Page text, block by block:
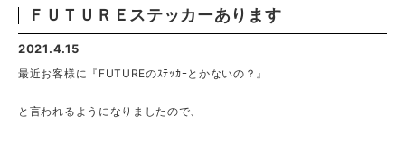
ＦＵＴＵＲＥステッカーあります
2021.4.15
最近お客様に『FUTUREのｽﾃｯｶｰとかないの？』
と言われるようになりましたので、